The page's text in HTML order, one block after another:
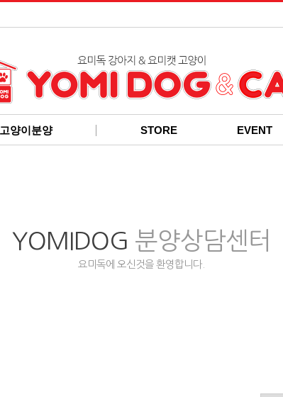
고양이분양 STORE EVENT
YOMIDOG 분양상담센터
요미독에 오신것을 환영합니다.